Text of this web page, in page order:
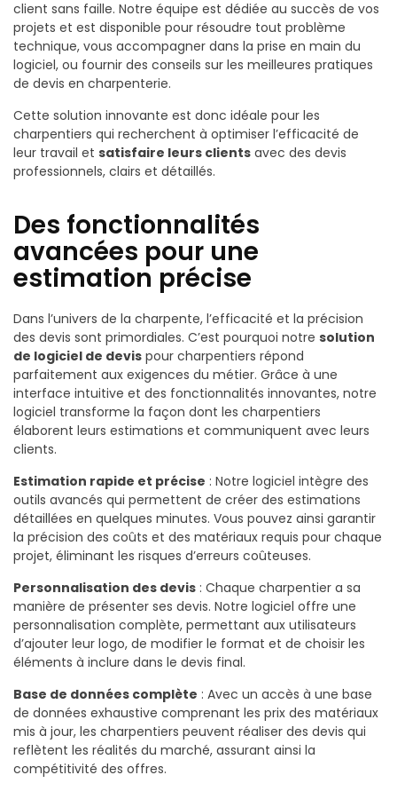
client sans faille. Notre équipe est dédiée au succès de vos
projets et est disponible pour résoudre tout problème
technique, vous accompagner dans la prise en main du
logiciel, ou fournir des conseils sur les meilleures pratiques
de devis en charpenterie.
Cette solution innovante est donc idéale pour les
charpentiers qui recherchent à optimiser l’efficacité de
leur travail et satisfaire leurs clients avec des devis
professionnels, clairs et détaillés.
Des fonctionnalités
avancées pour une
estimation précise
Dans l’univers de la charpente, l’efficacité et la précision
des devis sont primordiales. C’est pourquoi notre solution
de logiciel de devis pour charpentiers répond
parfaitement aux exigences du métier. Grâce à une
interface intuitive et des fonctionnalités innovantes, notre
logiciel transforme la façon dont les charpentiers
élaborent leurs estimations et communiquent avec leurs
clients.
Estimation rapide et précise : Notre logiciel intègre des
outils avancés qui permettent de créer des estimations
détaillées en quelques minutes. Vous pouvez ainsi garantir
la précision des coûts et des matériaux requis pour chaque
projet, éliminant les risques d’erreurs coûteuses.
Personnalisation des devis : Chaque charpentier a sa
manière de présenter ses devis. Notre logiciel offre une
personnalisation complète, permettant aux utilisateurs
d’ajouter leur logo, de modifier le format et de choisir les
éléments à inclure dans le devis final.
Base de données complète : Avec un accès à une base
de données exhaustive comprenant les prix des matériaux
mis à jour, les charpentiers peuvent réaliser des devis qui
reflètent les réalités du marché, assurant ainsi la
compétitivité des offres.